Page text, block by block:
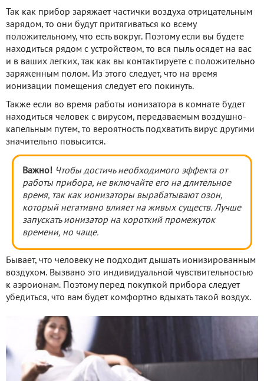
Так как прибор заряжает частички воздуха отрицательным
зарядом, то они будут притягиваться ко всему
положительному, что есть вокруг. Поэтому если вы будете
находиться рядом с устройством, то вся пыль осядет на вас
и в ваших легких, так как вы контактируете с положительно
заряженным полом. Из этого следует, что на время
ионизации помещения следует его покинуть.
Также если во время работы ионизатора в комнате будет
находиться человек с вирусом, передаваемым воздушно-
капельным путем, то вероятность подхватить вирус другими
значительно повысится.
Важно! Чтобы достичь необходимого эффекта от
работы прибора, не включайте его на длительное
время, так как ионизаторы вырабатывают озон,
который негативно влияет на живых существ. Лучше
запускать ионизатор на короткий промежуток
времени, но чаще.
Бывает, что человеку не подходит дышать ионизированным
воздухом. Вызвано это индивидуальной чувствительностью
к аэроионам. Поэтому перед покупкой прибора следует
убедиться, что вам будет комфортно вдыхать такой воздух.